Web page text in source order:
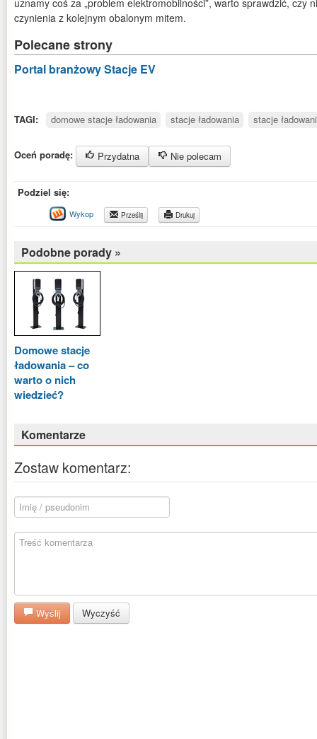
uznamy coś za „problem elektromobilności”, warto sprawdzić, czy
czynienia z kolejnym obalonym mitem.
Polecane strony
Portal branżowy Stacje EV
TAGI: domowe stacje ładowania stacje ładowania stacje
Oceń poradę: Przydatna Nie polecam
Podziel się:
Wykop Prześlij Drukuj
Podobne porady »
Domowe stacje
ładowania – co
warto o nich
wiedzieć?
Komentarze
Zostaw komentarz:
Wyślij Wyczyść